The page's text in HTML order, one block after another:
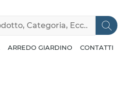
ARREDO GIARDINO CONTATTI